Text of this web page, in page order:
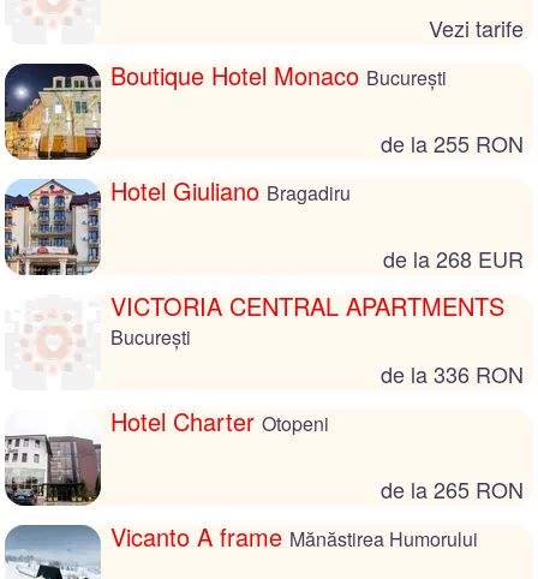
Vezi tarife
Boutique Hotel Monaco București
de la 255 RON
Hotel Giuliano Bragadiru
de la 268 EUR
VICTORIA CENTRAL APARTMENTS
București
de la 336 RON
Hotel Charter Otopeni
de la 265 RON
Vicanto A frame Mănăstirea Humorului